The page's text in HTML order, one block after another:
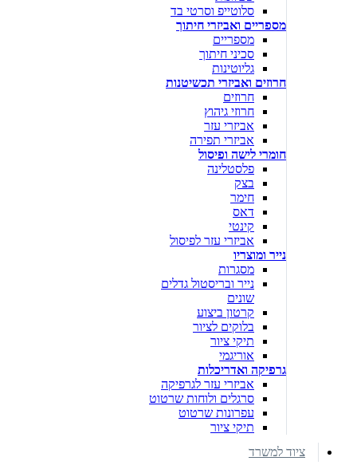
סלוטייפ וסרטי בד
מספריים ואביזרי חיתוך
מספריים
סכיני חיתוך
גליוטינות
חרוזים ואביזרי תכשיטנות
חרוזים
חרוזי גיהוץ
אביזרי עזר
אביזרי תפירה
חומרי לישה ופיסול
פלסטלינה
בצק
חימר
דאס
קינטי
אביזרי עזר לפיסול
נייר ומוצריו
מסגרות
נייר ובריסטול גדלים
שונים
קרטון ביצוע
בלוקים לציור
תיקי ציור
אוריגמי
גרפיקה ואדריכלות
אביזרי עזר לגרפיקה
סרגלים ולוחות שרטוט
עפרונות שרטוט
תיקי ציור
ציוד למשרד